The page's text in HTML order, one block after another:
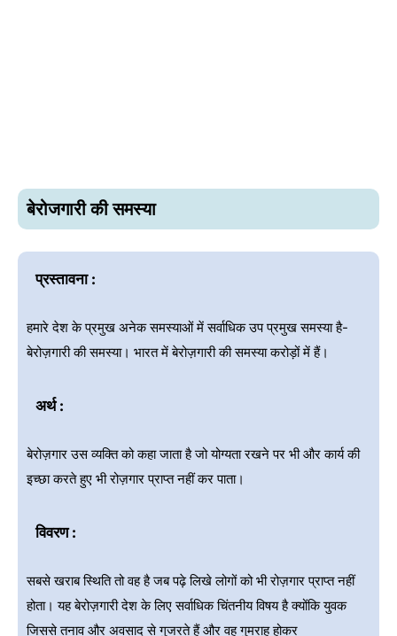
बेरोजगारी की समस्या
प्रस्तावना :
हमारे देश के प्रमुख अनेक समस्याओं में सर्वाधिक उप प्रमुख समस्या है-
बेरोज़गारी की समस्या। भारत में बेरोज़गारी की समस्या करोड़ों में हैं।
अर्थ :
बेरोज़गार उस व्यक्ति को कहा जाता है जो योग्यता रखने पर भी और कार्य की
इच्छा करते हुए भी रोज़गार प्राप्त नहीं कर पाता।
विवरण :
सबसे खराब स्थिति तो वह है जब पढ़े लिखे लोगों को भी रोज़गार प्राप्त नहीं
होता। यह बेरोज़गारी देश के लिए सर्वाधिक चिंतनीय विषय है क्योंकि युवक
जिससे तनाव और अवसाद से गुजरते हैं और वह गुमराह होकर